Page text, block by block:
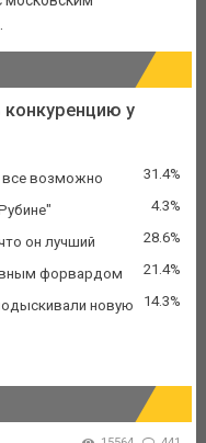
у
все возможно 31.4%
4.3%
он лучший 28.6%
форвардом 21.4%
новую
14.3%